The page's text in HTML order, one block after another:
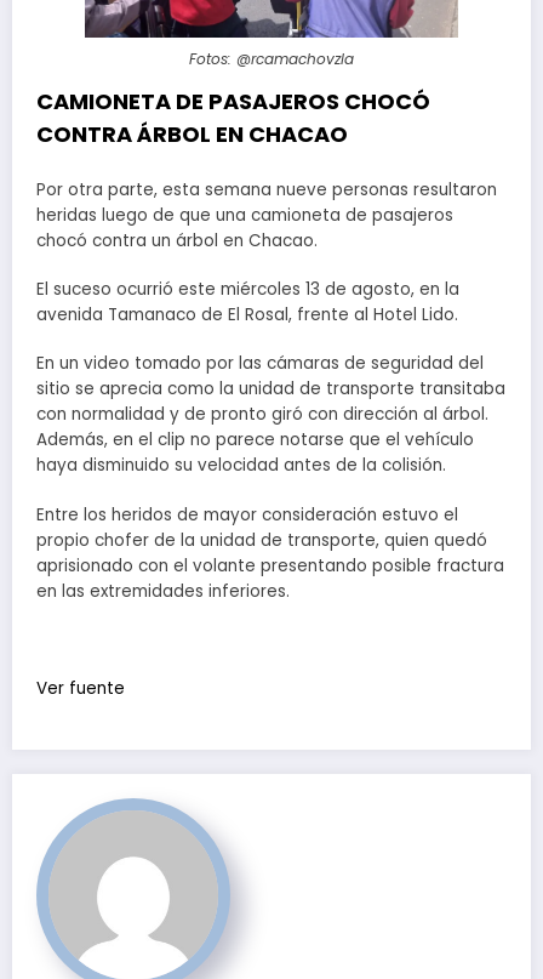
Fotos: @rcamachovzla
CAMIONETA DE PASAJEROS CHOCÓ
CONTRA ÁRBOL EN CHACAO
Por otra parte, esta semana nueve personas resultaron
heridas luego de que una camioneta de pasajeros
chocó contra un árbol en Chacao.
El suceso ocurrió este miércoles 13 de agosto, en la
avenida Tamanaco de El Rosal, frente al Hotel Lido.
En un video tomado por las cámaras de seguridad del
sitio se aprecia como la unidad de transporte transitaba
con normalidad y de pronto giró con dirección al árbol.
Además, en el clip no parece notarse que el vehículo
haya disminuido su velocidad antes de la colisión.
Entre los heridos de mayor consideración estuvo el
propio chofer de la unidad de transporte, quien quedó
aprisionado con el volante presentando posible fractura
en las extremidades inferiores.
Ver fuente